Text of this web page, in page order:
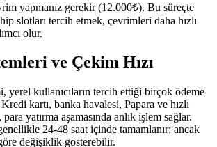
yapmanız gerekir (12.000₺). Bu süreçte
slotları tercih etmek, çevrimleri daha hızlı
olur.
ve Çekim Hızı
yerel kullanıcıların tercih ettiği birçok ödeme
kartı, banka havalesi, Papara ve hızlı
yatırma aşamasında anlık işlem sağlar.
24‑48 saat içinde tamamlanır; ancak
değişiklik gösterebilir.